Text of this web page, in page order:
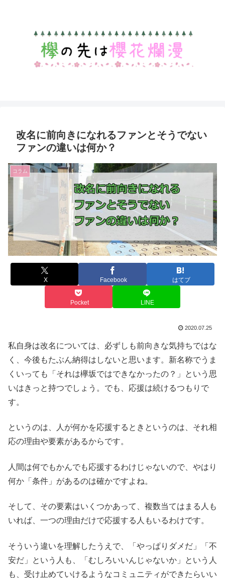
改名に前向きになれるファンとそうでない
ファンの違いは何か？
コラム
X Facebook はてブ
Pocket LINE
2020.07.25
私自身は改名については、必ずしも前向きな気持ちではな
く、今後もたぶん納得はしないと思います。新名称でうま
くいっても「それは欅坂ではできなかったの？」という思
いはきっと持つでしょう。でも、応援は続けるつもりで
す。
というのは、人が何かを応援するときというのは、それ相
応の理由や要素があるからです。
人間は何でもかんでも応援するわけじゃないので、やはり
何か「条件」があるのは確かですよね。
そして、その要素はいくつかあって、複数当てはまる人も
いれば、一つの理由だけで応援する人もいるわけです。
そういう違いを理解したうえで、「やっぱりダメだ」「不
安だ」という人も、「むしろいいんじゃないか」という人
も、受け止めていけるようなコミュニティができたらいい